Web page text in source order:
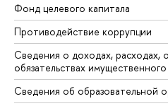
Фонд целевого капитала
Противодействие коррупции
Сведения о доходах, расходах,
обязательствах
Сведения об образовательной